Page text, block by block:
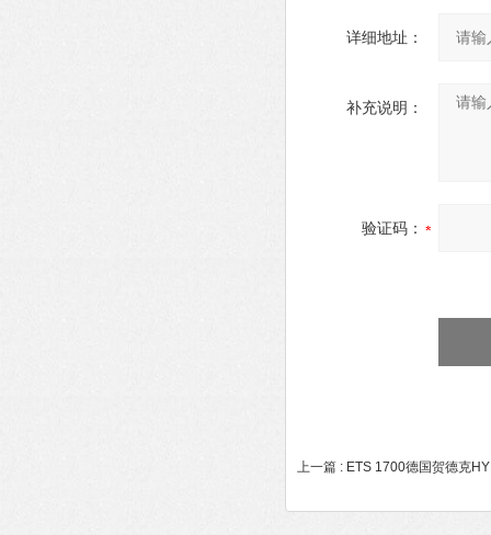
详细地址：
补充说明：
验证码：
上一篇 : ETS 1700德国贺德克